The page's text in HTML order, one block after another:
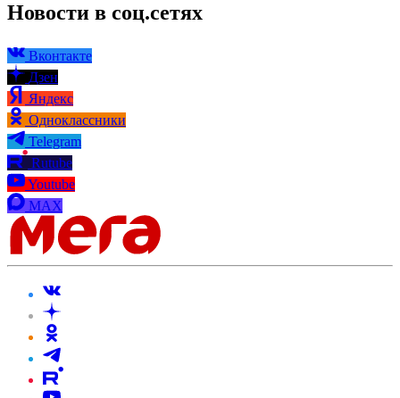
Новости в соц.сетях
Вконтакте
Дзен
Яндекс
Одноклассники
Telegram
Rutube
Youtube
MAX